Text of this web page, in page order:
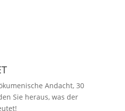
Andacht, 30
Sie heraus, was der